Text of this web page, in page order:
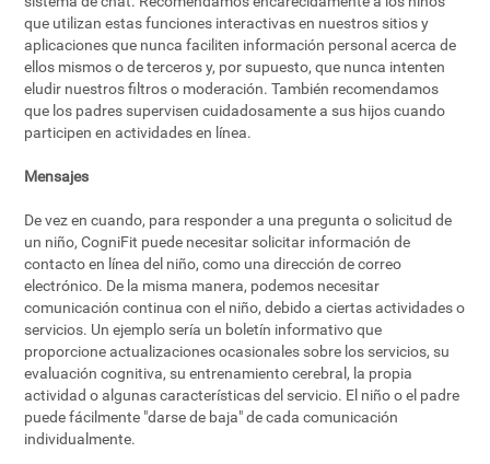
que utilizan estas funciones interactivas en nuestros sitios y
aplicaciones que nunca faciliten información personal acerca de
ellos mismos o de terceros y, por supuesto, que nunca intenten
eludir nuestros filtros o moderación. También recomendamos
que los padres supervisen cuidadosamente a sus hijos cuando
participen en actividades en línea.
Mensajes
De vez en cuando, para responder a una pregunta o solicitud de
un niño, CogniFit puede necesitar solicitar información de
contacto en línea del niño, como una dirección de correo
electrónico. De la misma manera, podemos necesitar
comunicación continua con el niño, debido a ciertas actividades o
servicios. Un ejemplo sería un boletín informativo que
proporcione actualizaciones ocasionales sobre los servicios, su
evaluación cognitiva, su entrenamiento cerebral, la propia
actividad o algunas características del servicio. El niño o el padre
puede fácilmente "darse de baja" de cada comunicación
individualmente.